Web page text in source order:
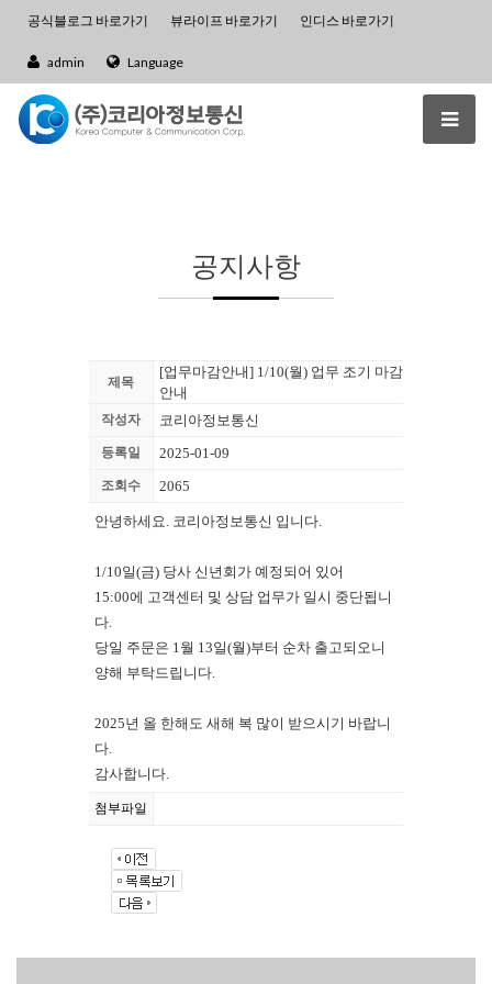
공식블로그 바로가기 뷰라이프 바로가기 인디스 바로가기
admin Language
공지사항
제목
[업무마감안내] 1/10(월) 업무 조기 마감
안내
작성자 코리아정보통신
등록일 2025-01-09
조회수 2065
안녕하세요. 코리아정보통신 입니다.
1/10일(금) 당사 신년회가 예정되어 있어
15:00에 고객센터 및 상담 업무가 일시 중단됩니
다.
당일 주문은 1월 13일(월)부터 순차 출고되오니
양해 부탁드립니다.
2025년 올 한해도 새해 복 많이 받으시기 바랍니
다.
감사합니다.
첨부파일